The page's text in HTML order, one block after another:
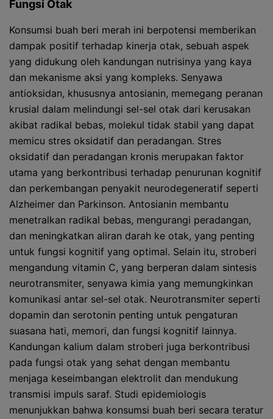
Fungsi Otak
Konsumsi buah beri merah ini berpotensi memberikan
dampak positif terhadap kinerja otak, sebuah aspek
yang didukung oleh kandungan nutrisinya yang kaya
dan mekanisme aksi yang kompleks. Senyawa
antioksidan, khususnya antosianin, memegang peranan
krusial dalam melindungi sel-sel otak dari kerusakan
akibat radikal bebas, molekul tidak stabil yang dapat
memicu stres oksidatif dan peradangan. Stres
oksidatif dan peradangan kronis merupakan faktor
utama yang berkontribusi terhadap penurunan kognitif
dan perkembangan penyakit neurodegeneratif seperti
Alzheimer dan Parkinson. Antosianin membantu
menetralkan radikal bebas, mengurangi peradangan,
dan meningkatkan aliran darah ke otak, yang penting
untuk fungsi kognitif yang optimal. Selain itu, stroberi
mengandung vitamin C, yang berperan dalam sintesis
neurotransmiter, senyawa kimia yang memungkinkan
komunikasi antar sel-sel otak. Neurotransmiter seperti
dopamin dan serotonin penting untuk pengaturan
suasana hati, memori, dan fungsi kognitif lainnya.
Kandungan kalium dalam stroberi juga berkontribusi
pada fungsi otak yang sehat dengan membantu
menjaga keseimbangan elektrolit dan mendukung
transmisi impuls saraf. Studi epidemiologis
menunjukkan bahwa konsumsi buah beri secara teratur